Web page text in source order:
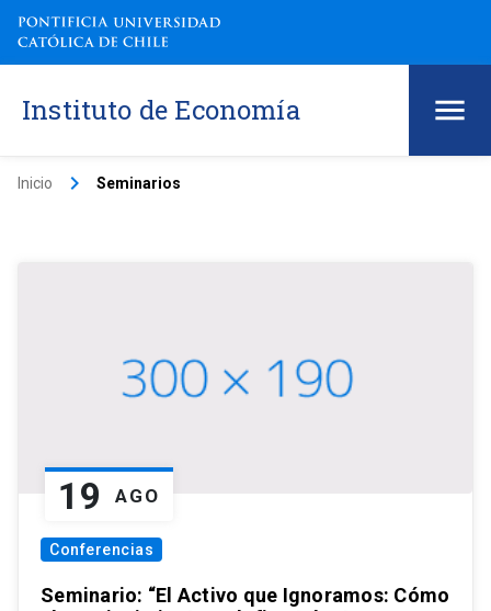
Instituto de Economía
Inicio keyboard_arrow_right Seminarios
19 AGO
Conferencias
Seminario: “El Activo que Ignoramos: Cómo